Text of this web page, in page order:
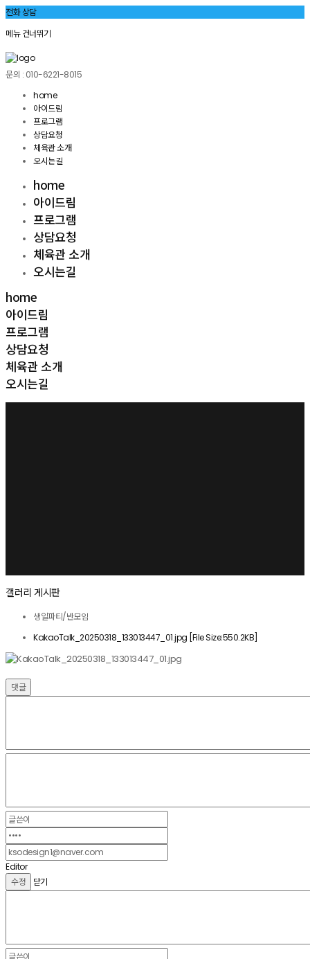
전화 상담
메뉴 건너뛰기
문의 : 010-6221-8015
home
아이드림
프로그램
상담요청
체육관 소개
오시는길
home
아이드림
프로그램
상담요청
체육관 소개
오시는길
home
아이드림
프로그램
상담요청
체육관 소개
오시는길
갤러리 게시판
생일파티/반모임
KakaoTalk_20250318_133013447_01.jpg [File Size:550.2KB]
댓글
Editor
닫기